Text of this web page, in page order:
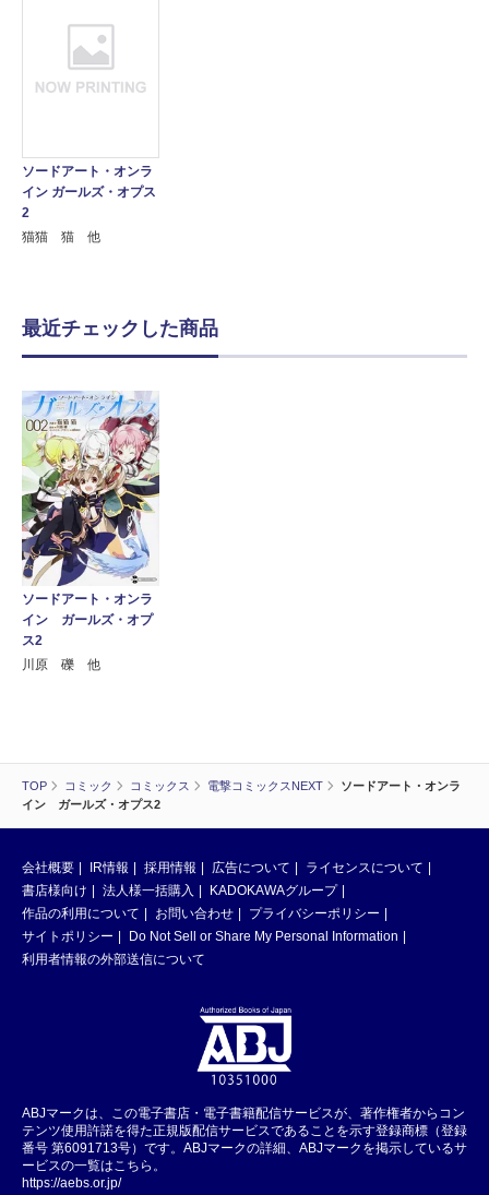
TOP コミック コミックス 電撃コミックスNEXT
ソードアート・オンラ
イン ガールズ・オプス2
ソードアート・オンラ
イン ガールズ・オプス
2
猫猫 猫 他
最近チェックした商品
ソードアート・オンラ
イン ガールズ・オプ
ス2
川原 礫 他
会社概要 IR情報 採用情報 広告について
ライセンスについて
書店様向け
法人様一括購入
KADOKAWAグループ
作品の利用について
お問い合わせ
プライバシーポリシー
サイトポリシー
Do Not Sell or Share My Personal Information
利用者情報の外部送信について
ABJマークは、この電子書店・電子書籍配信サービスが、著作権者からコン
テンツ使用許諾を得た正規版配信サービスであることを示す登録商標（登録
番号 第6091713号）です。ABJマークの詳細、ABJマークを掲示しているサ
ービスの一覧はこちら。
https://aebs.or.jp/